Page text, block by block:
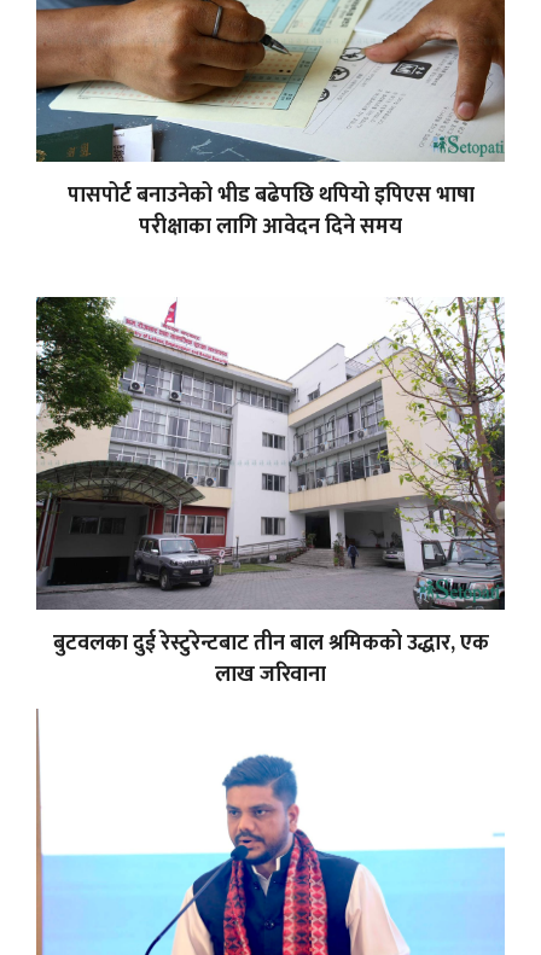
पासपोर्ट बनाउनेको भीड बढेपछि थपियो इपिएस भाषा
परीक्षाका लागि आवेदन दिने समय
बुटवलका दुई रेस्टुरेन्टबाट तीन बाल श्रमिकको उद्धार, एक
लाख जरिवाना